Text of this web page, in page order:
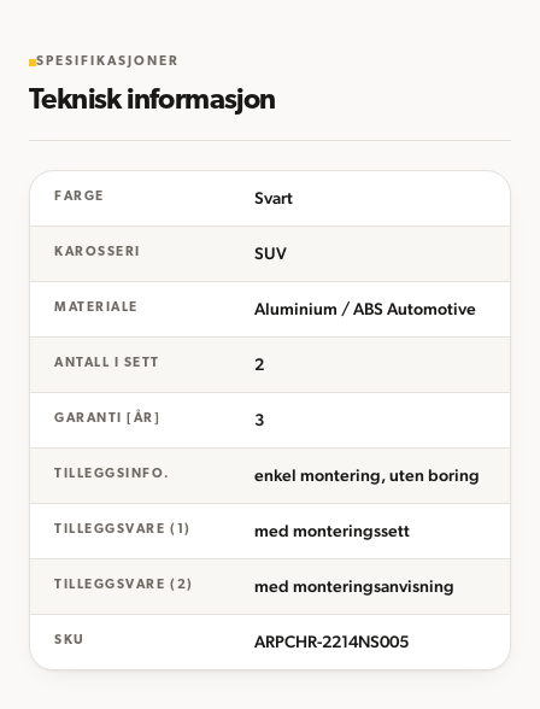
SPESIFIKASJONER
Teknisk informasjon
FARGE Svart
KAROSSERI SUV
MATERIALE Aluminium / ABS Automotive
ANTALL I SETT 2
GARANTI [ÅR] 3
TILLEGGSINFO. enkel montering, uten boring
TILLEGGSVARE (1) med monteringssett
TILLEGGSVARE (2) med monteringsanvisning
SKU ARPCHR-2214NS005